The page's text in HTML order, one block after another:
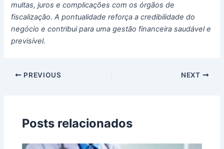
multas, juros e complicações com os órgãos de
fiscalização. A pontualidade reforça a credibilidade do
negócio e contribui para uma gestão financeira saudável e
previsível.
PREVIOUS NEXT
Posts relacionados